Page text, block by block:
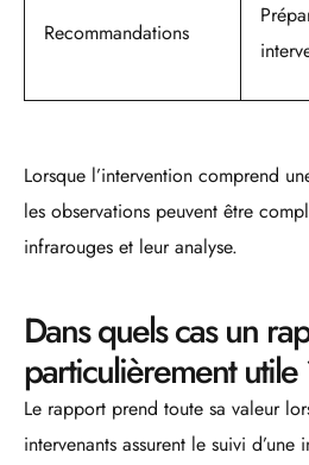
Recommandations
Lorsque l’intervention comprend
les observations peuvent être
infrarouges et leur analyse.
Dans quels cas un
particulièrement utile
Le rapport prend toute sa valeur
intervenants assurent le suivi